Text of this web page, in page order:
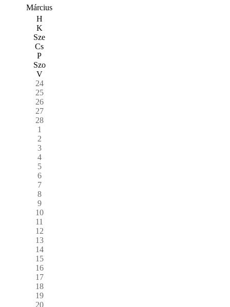
Március
H
K
Sze
Cs
P
Szo
V
24
25
26
27
28
1
2
3
4
5
6
7
8
9
10
11
12
13
14
15
16
17
18
19
20